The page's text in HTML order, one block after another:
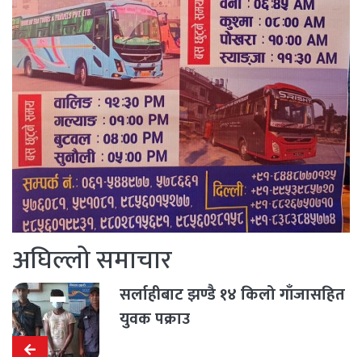
अघिल्लो समाचार
सर्लाहीबाट झण्डै १४ किलो गाँजासहित
युवक पक्राउ